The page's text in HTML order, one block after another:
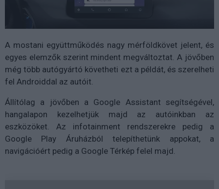
A mostani együttműködés nagy mérföldkövet jelent, és
egyes elemzők szerint mindent megváltoztat. A jövőben
még több autógyártó követheti ezt a példát, és szerelheti
fel Androiddal az autóit.
Állítólag a jövőben a Google Assistant segítségével,
hangalapon kezelhetjük majd az autóinkban az
eszközöket. Az infotainment rendszerekre pedig a
Google Play Áruházból telepíthetünk appokat, a
navigációért pedig a Google Térkép felel majd.